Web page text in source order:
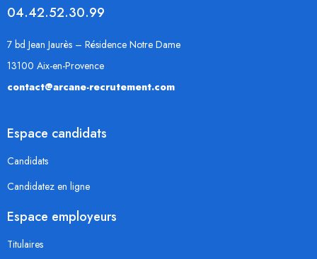
04.42.52.30.99
7 bd Jean Jaurès – Résidence Notre Dame
13100 Aix-en-Provence
contact@arcane-recrutement.com
Espace candidats
Candidats
Candidatez en ligne
Espace employeurs
Titulaires